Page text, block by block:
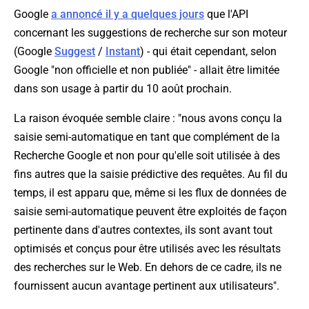
Google a annoncé il y a quelques jours que l'API
concernant les suggestions de recherche sur son moteur
(Google Suggest / Instant) - qui était cependant, selon
Google "non officielle et non publiée" - allait être limitée
dans son usage à partir du 10 août prochain.
La raison évoquée semble claire : "nous avons conçu la
saisie semi-automatique en tant que complément de la
Recherche Google et non pour qu'elle soit utilisée à des
fins autres que la saisie prédictive des requêtes. Au fil du
temps, il est apparu que, même si les flux de données de
saisie semi-automatique peuvent être exploités de façon
pertinente dans d'autres contextes, ils sont avant tout
optimisés et conçus pour être utilisés avec les résultats
des recherches sur le Web. En dehors de ce cadre, ils ne
fournissent aucun avantage pertinent aux utilisateurs".